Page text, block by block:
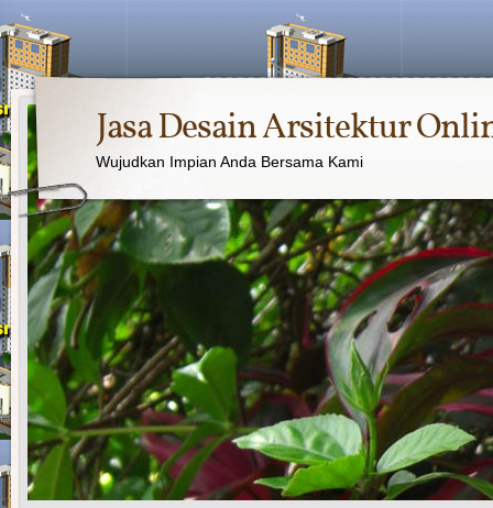
Jasa Desain Arsitektur
Wujudkan Impian Anda Bersama Kami